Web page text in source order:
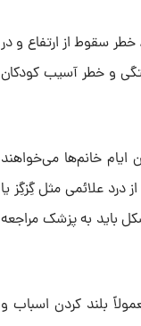
سقوط از ارتفاع و در
و خطر آسیب کودکان
خانم‌ها می‌خواهند
علائمی مثل گِزگِز یا
باید به پزشک مراجعه
بلند کردن اسباب و